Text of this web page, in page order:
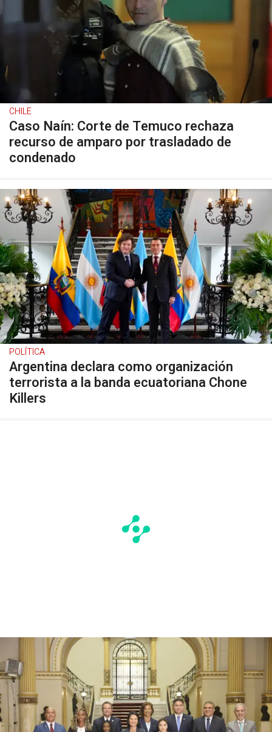
CHILE
Caso Naín: Corte de Temuco rechaza
recurso de amparo por trasladado de
condenado
POLÍTICA
Argentina declara como organización
terrorista a la banda ecuatoriana Chone
Killers